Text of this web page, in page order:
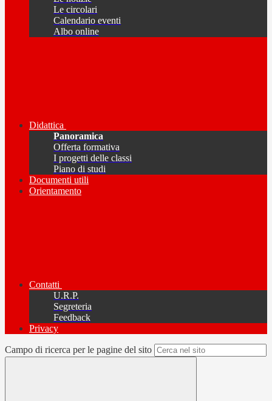
Le circolari
Calendario eventi
Albo online
Didattica
Panoramica
Offerta formativa
I progetti delle classi
Piano di studi
Documenti utili
Orientamento
Contatti
U.R.P.
Segreteria
Feedback
Privacy
Campo di ricerca per le pagine del sito